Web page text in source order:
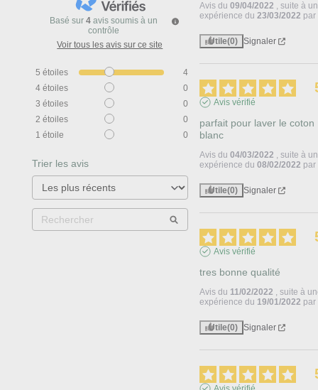
Basé sur 4 avis soumis à un
contrôle
Voir tous les avis sur ce site
5 étoiles
4
4 étoiles
0
3 étoiles
0
2 étoiles
0
1 étoile 0
Trier les avis
Avis du09/04/2022 , suite à
expérience du23/03/2022 par
Utile(0) Signaler
Avis vérifié
parfait pour laver le coton
blanc
Avis du04/03/2022 , suite à
expérience du08/02/2022 par
Utile(0) Signaler
Avis vérifié
tres bonne qualité
Avis du 11/02/2022 , suite à
expérience du 19/01/2022 par
Utile(0) Signaler